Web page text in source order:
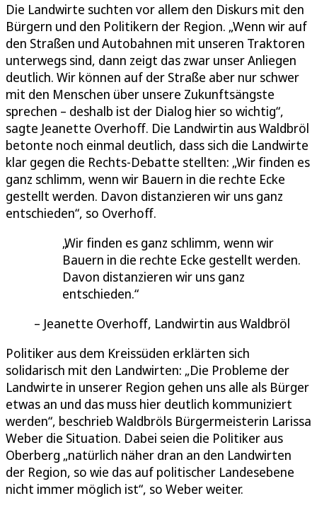
Die Landwirte suchten vor allem den Diskurs mit den
Bürgern und den Politikern der Region. „Wenn wir auf
den Straßen und Autobahnen mit unseren Traktoren
unterwegs sind, dann zeigt das zwar unser Anliegen
deutlich. Wir können auf der Straße aber nur schwer
mit den Menschen über unsere Zukunftsängste
sprechen – deshalb ist der Dialog hier so wichtig“,
sagte Jeanette Overhoff. Die Landwirtin aus Waldbröl
betonte noch einmal deutlich, dass sich die Landwirte
klar gegen die Rechts-Debatte stellten: „Wir finden es
ganz schlimm, wenn wir Bauern in die rechte Ecke
gestellt werden. Davon distanzieren wir uns ganz
entschieden“, so Overhoff.
Wir finden es ganz schlimm, wenn wir
Bauern in die rechte Ecke gestellt werden.
Davon distanzieren wir uns ganz
entschieden.
Jeanette Overhoff, Landwirtin aus Waldbröl
Politiker aus dem Kreissüden erklärten sich
solidarisch mit den Landwirten: „Die Probleme der
Landwirte in unserer Region gehen uns alle als Bürger
etwas an und das muss hier deutlich kommuniziert
werden“, beschrieb Waldbröls Bürgermeisterin Larissa
Weber die Situation. Dabei seien die Politiker aus
Oberberg „natürlich näher dran an den Landwirten
der Region, so wie das auf politischer Landesebene
nicht immer möglich ist“, so Weber weiter.